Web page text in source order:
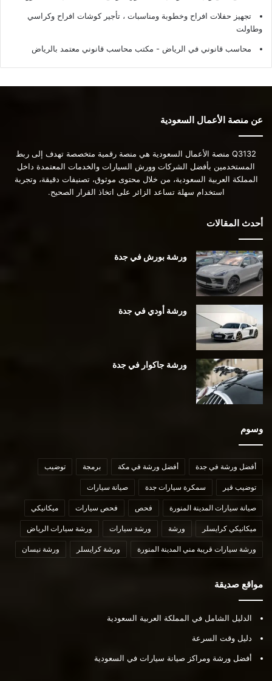
تجهيز حفلات افراح وخطوبة ومناسبات ، تأجير كوشات افراح وكراسي
وطاولت
محاسب قانوني في الرياض - مكتب محاسب قانوني معتمد بالرياض
عن منصة الأعمال السعودية
Q3132 منصة الأعمال السعودية هي منصة رقمية متخصصة تهدف إلى ربط
المستخدمين بأفضل الشركات وورش السيارات والخدمات المعتمدة داخل
المملكة العربية السعودية، من خلال محتوى موثوق، تصنيفات دقيقة، وتجربة
استخدام سهلة تساعد الزائر على اتخاذ القرار الصحيح.
أحدث المقالات
ورشة بورش في جدة
ورشة أودي في جدة
ورشة جاكوار في جدة
وسوم
أفضل ورشة في جدة أفضل ورشة في مكة برمجة توضيب
توضيب قير سمكرة سيارات جدة صيانة سيارات
صيانة سيارات المدينة المنورة فحص فحص سيارات ميكانيكي
ميكانيكي كرايسلر ورشة ورشة سيارات ورشة سيارات الرياض
ورشة سيارات قريبة مني المدينة المنورة ورشة كرايسلر ورشة نيسان
مواقع صديقة
الدليل الشامل في المملكة العربية السعودية
دليل وقت السرعة
أفضل ورشة ومراكز صيانة سيارات في السعودية